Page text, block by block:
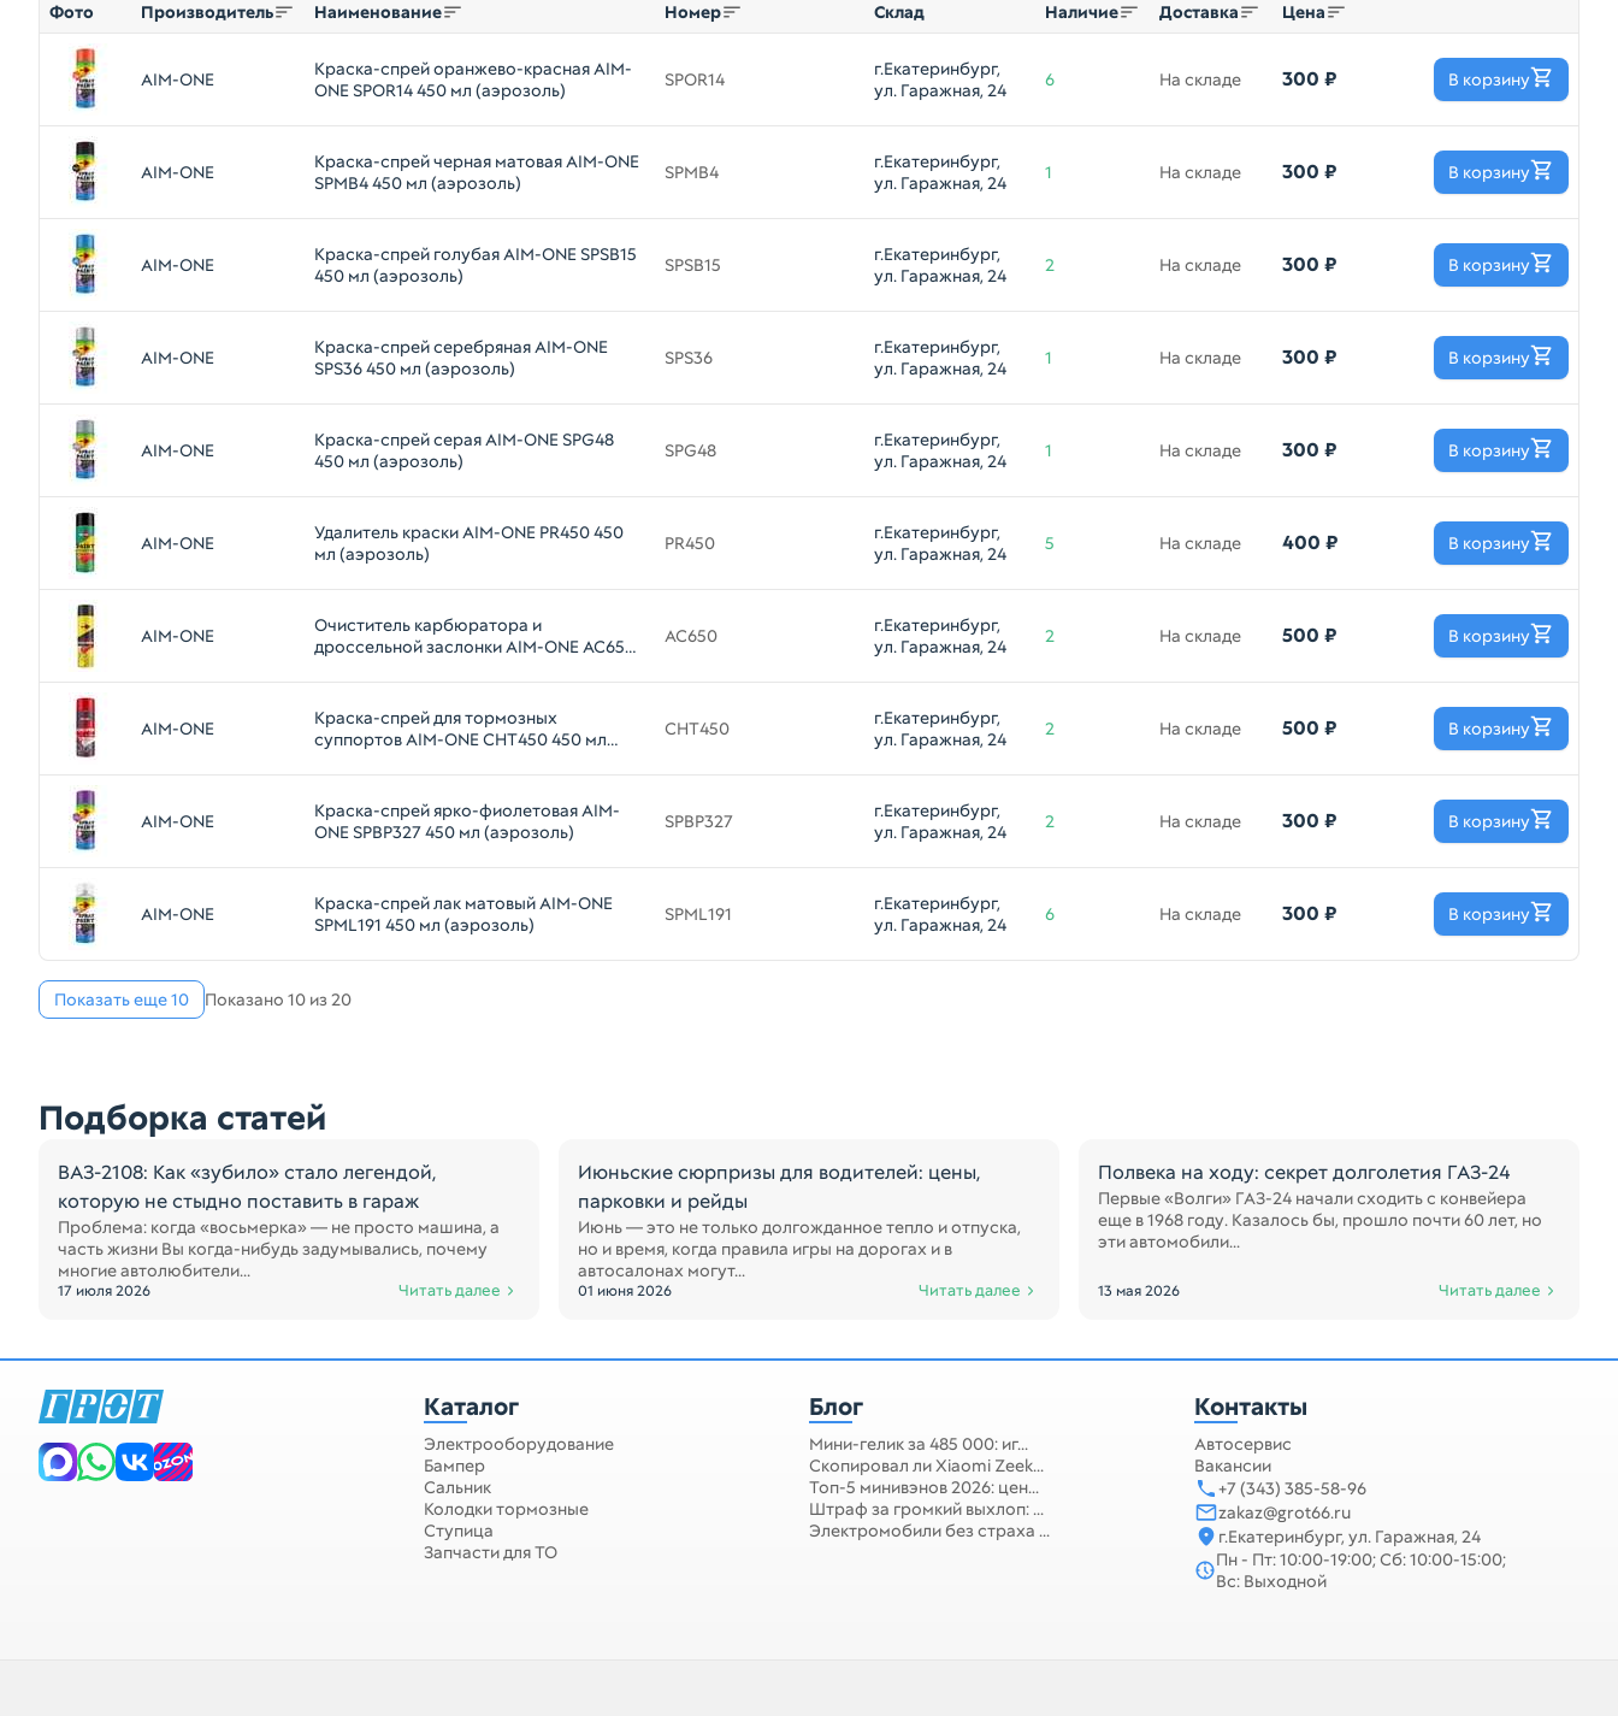
Фото Производитель Наименование Номер Склад Наличие Доставка Цена
AIM-ONE
Краска-спрей оранжево-красная AIM-
ONE SPOR14 450 мл (аэрозоль)
SPOR14
г.Екатеринбург,
ул. Гаражная, 24
6 На складе 300 ₽ В корзину
AIM-ONE
Краска-спрей черная матовая AIM-ONE
SPMB4 450 мл (аэрозоль)
SPMB4
г.Екатеринбург,
ул. Гаражная, 24
1 На складе 300 ₽ В корзину
AIM-ONE
Краска-спрей голубая AIM-ONE SPSB15
450 мл (аэрозоль)
SPSB15
г.Екатеринбург,
ул. Гаражная, 24
2 На складе 300 ₽ В корзину
AIM-ONE
Краска-спрей серебряная AIM-ONE
SPS36 450 мл (аэрозоль)
SPS36
г.Екатеринбург,
ул. Гаражная, 24
1 На складе 300 ₽ В корзину
AIM-ONE
Краска-спрей серая AIM-ONE SPG48
450 мл (аэрозоль)
SPG48
г.Екатеринбург,
ул. Гаражная, 24
1 На складе 300 ₽ В корзину
AIM-ONE
Удалитель краски AIM-ONE PR450 450
мл (аэрозоль)
PR450
г.Екатеринбург,
ул. Гаражная, 24
5 На складе 400 ₽ В корзину
AIM-ONE
Очиститель карбюратора и
дроссельной заслонки AIM-ONE AC650
AC650
г.Екатеринбург,
ул. Гаражная, 24
2 На складе 500 ₽ В корзину
AIM-ONE
Краска-спрей для тормозных
суппортов AIM-ONE CHT450 450 мл
CHT450
г.Екатеринбург,
ул. Гаражная, 24
2 На складе 500 ₽ В корзину
AIM-ONE
Краска-спрей ярко-фиолетовая AIM-
ONE SPBP327 450 мл (аэрозоль)
SPBP327
г.Екатеринбург,
ул. Гаражная, 24
2 На складе 300 ₽ В корзину
AIM-ONE
Краска-спрей лак матовый AIM-ONE
SPML191 450 мл (аэрозоль)
SPML191
г.Екатеринбург,
ул. Гаражная, 24
6 На складе 300 ₽ В корзину
Показать еще 10 Показано 10 из 20
Подборка статей
ВАЗ-2108: Как «зубило» стало легендой,
которую не стыдно поставить в гараж
Проблема: когда «восьмерка» — не просто машина, а
часть жизни Вы когда-нибудь задумывались, почему
многие автолюбители...
17 июля 2026 Читать далее
Июньские сюрпризы для водителей: цены,
парковки и рейды
Июнь — это не только долгожданное тепло и отпуска,
но и время, когда правила игры на дорогах и в
автосалонах могут...
01 июня 2026 Читать далее
Полвека на ходу: секрет долголетия ГАЗ-24
Первые «Волги» ГАЗ-24 начали сходить с конвейера
еще в 1968 году. Казалось бы, прошло почти 60 лет, но
эти автомобили...
13 мая 2026 Читать далее
Каталог
Электрооборудование
Бампер
Сальник
Колодки тормозные
Ступица
Запчасти для ТО
Блог
Мини-гелик за 485 000: иг...
Скопировал ли Xiaomi Zeek...
Топ-5 минивэнов 2026: цен...
Штраф за громкий выхлоп: ...
Электромобили без страха ...
Контакты
Автосервис
Вакансии
+7 (343) 385-58-96
zakaz@grot66.ru
г.Екатеринбург, ул. Гаражная, 24
Пн - Пт: 10:00-19:00; Сб: 10:00-15:00;
Вс: Выходной